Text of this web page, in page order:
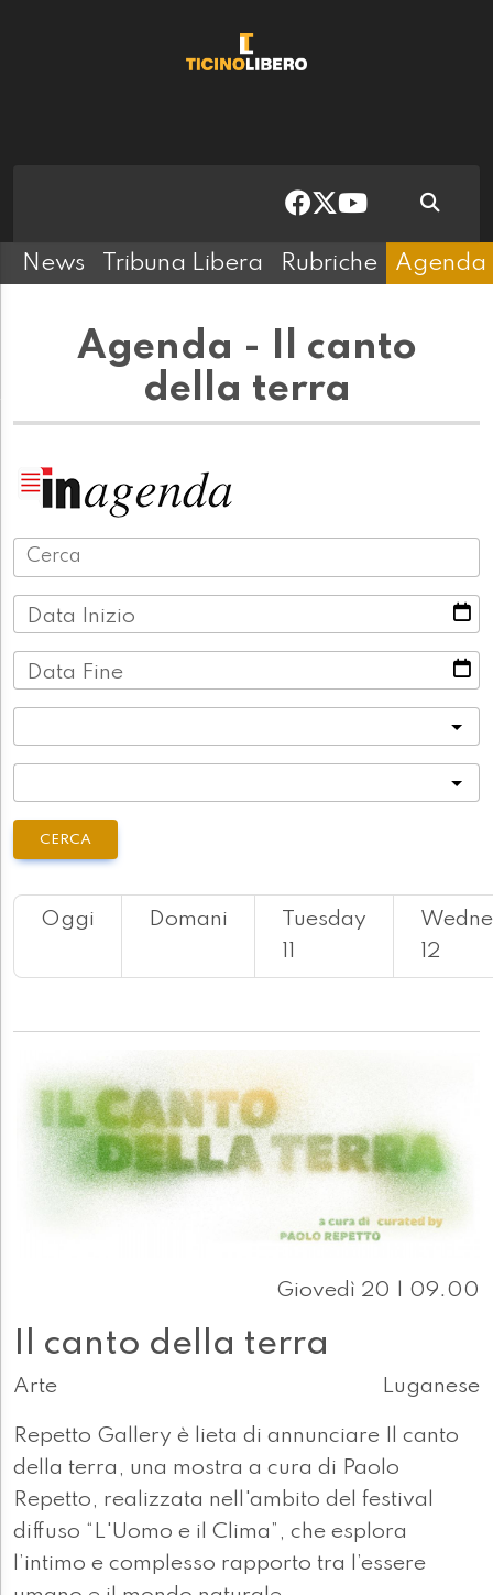
News Tribuna Libera Rubriche Agenda
Agenda - Il canto
della terra
Data Inizio
Data Fine
CERCA
Oggi Domani
Tuesday
11
12
Giovedì 20 | 09.00
Il canto della terra
Arte Luganese
Repetto Gallery è lieta di annunciare Il canto
della terra, una mostra a cura di Paolo
Repetto, realizzata nell'ambito del festival
diffuso “L'Uomo e il Clima”, che esplora
l’intimo e complesso rapporto tra l’essere